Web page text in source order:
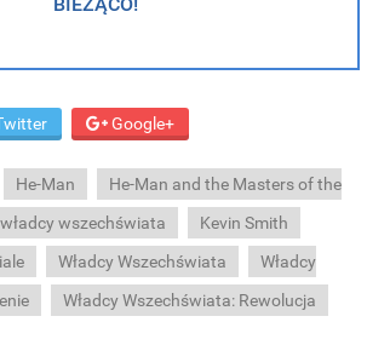
Google+
He-Man
He-Man and the Masters of the
wszechświata
Kevin Smith
Władcy Wszechświata
Władcy
Władcy Wszechświata: Rewolucja